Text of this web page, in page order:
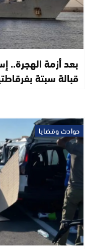
بعد أزمة الهجرة..
قبالة سبتة
حوادث وقضايا